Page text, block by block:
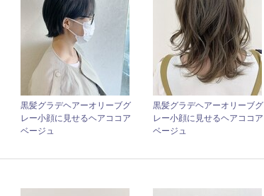
黒髪グラデヘアーオリーブグ
レー小顔に見せるヘアココア
ベージュ
黒髪グラデヘアーオリーブグ
レー小顔に見せるヘアココア
ベージュ